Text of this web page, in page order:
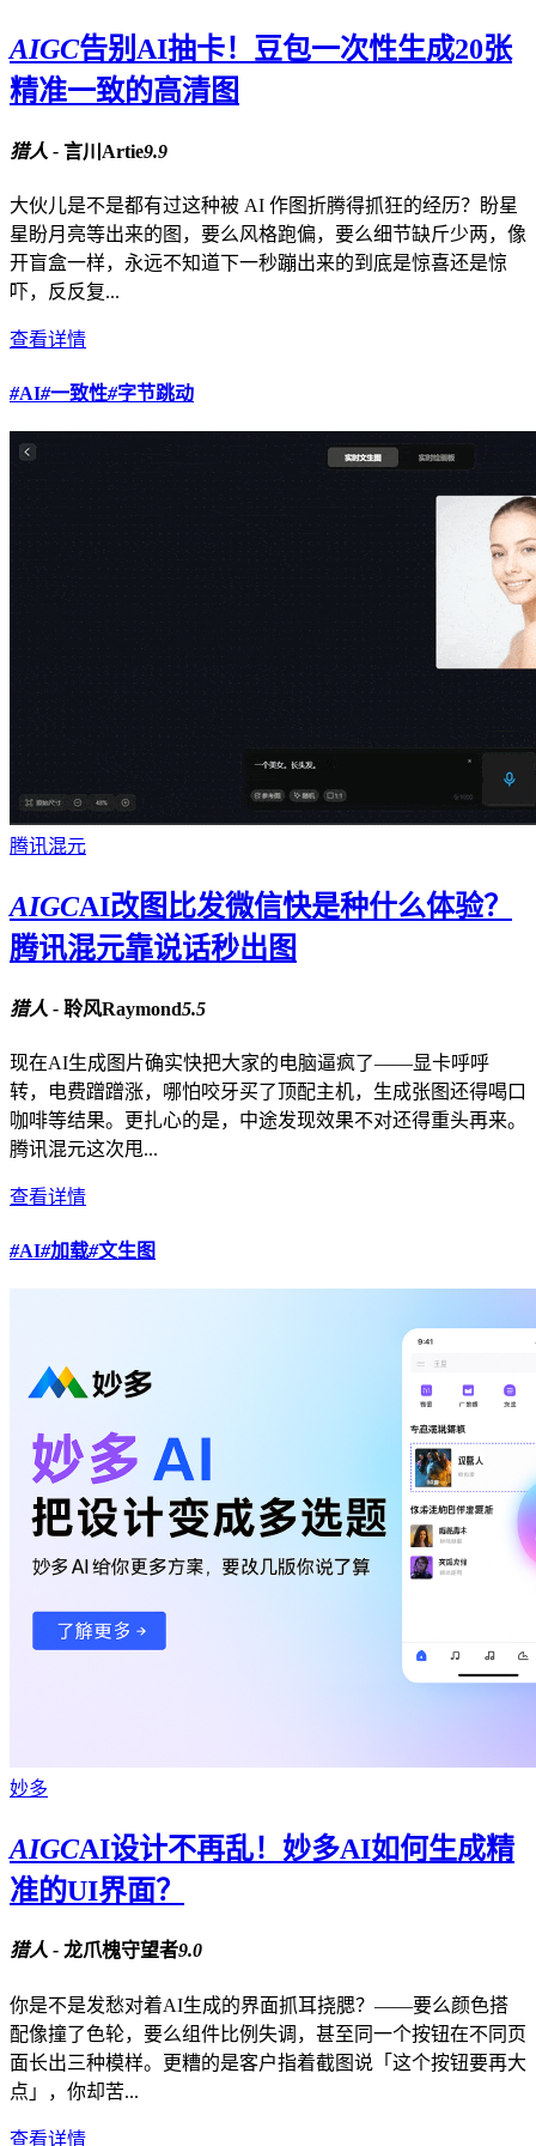
AIGC告别AI抽卡！豆包一次性生成20张
精准一致的高清图
猎人 - 言川Artie9.9
大伙儿是不是都有过这种被 AI 作图折腾得抓狂的经历？盼星
星盼月亮等出来的图，要么风格跑偏，要么细节缺斤少两，像
开盲盒一样，永远不知道下一秒蹦出来的到底是惊喜还是惊
吓，反反复...
查看详情
#AI#一致性#字节跳动
腾讯混元
AIGCAI改图比发微信快是种什么体验？
腾讯混元靠说话秒出图
猎人 - 聆风Raymond5.5
现在AI生成图片确实快把大家的电脑逼疯了——显卡呼呼
转，电费蹭蹭涨，哪怕咬牙买了顶配主机，生成张图还得喝口
咖啡等结果。更扎心的是，中途发现效果不对还得重头再来。
腾讯混元这次甩...
查看详情
#AI#加载#文生图
妙多
AIGCAI设计不再乱！妙多AI如何生成精
准的UI界面？
猎人 - 龙爪槐守望者9.0
你是不是发愁对着AI生成的界面抓耳挠腮？——要么颜色搭
配像撞了色轮，要么组件比例失调，甚至同一个按钮在不同页
面长出三种模样。更糟的是客户指着截图说「这个按钮要再大
点」，你却苦...
查看详情